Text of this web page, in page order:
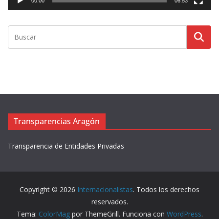
o
r
e
e
Transparencias Aragón
Transparencia de Entidades Privadas
Copyright © 2026 Internacionalistas. Todos los derechos
reservados.
Tema: ColorMagpor ThemeGrill. Funciona con WordPress.